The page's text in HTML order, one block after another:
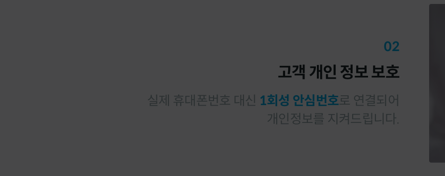
고객 개인 정보 보호
실제 휴대폰번호 대신 1회성 안심번호로 연결되어
개인정보를 지켜드립니다.